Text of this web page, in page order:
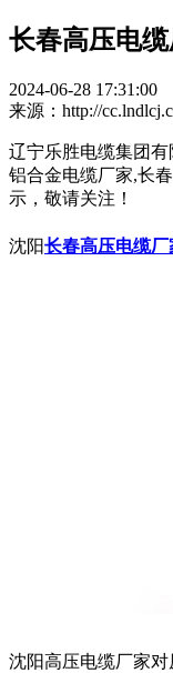
长春高压电
2024-06-28 17:31:00
来源：http://
辽宁乐胜电缆集团
铝合金电缆厂家,长
示，敬请关注！
沈阳长春高压电缆厂
沈阳高压电缆厂家